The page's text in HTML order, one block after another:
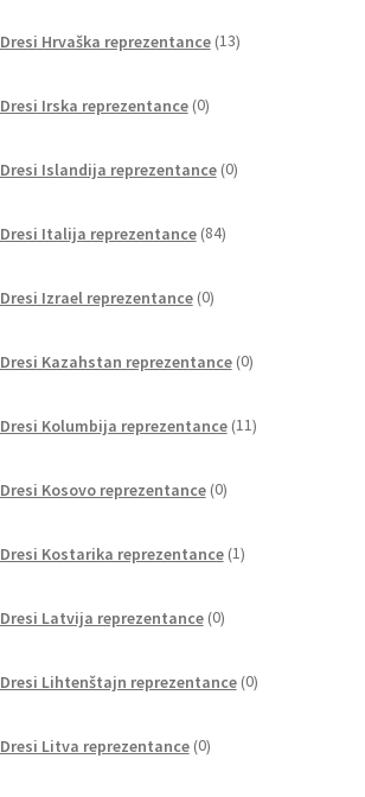
Dresi Hrvaška reprezentance 13izdelkov
Dresi Irska reprezentance 0izdelkov
Dresi Islandija reprezentance 0izdelkov
Dresi Italija reprezentance 84izdelkov
Dresi Izrael reprezentance 0izdelkov
Dresi Kazahstan reprezentance 0izdelkov
Dresi Kolumbija reprezentance 11izdelkov
Dresi Kosovo reprezentance 0izdelkov
Dresi Kostarika reprezentance 1izdelek
Dresi Latvija reprezentance 0izdelkov
Dresi Lihtenštajn reprezentance 0izdelkov
Dresi Litva reprezentance 0izdelkov